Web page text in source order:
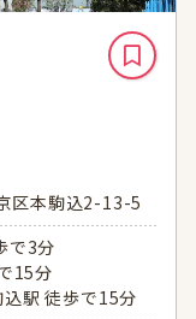
区本駒込2-13-5
で3分
15分
駅 徒歩で15分